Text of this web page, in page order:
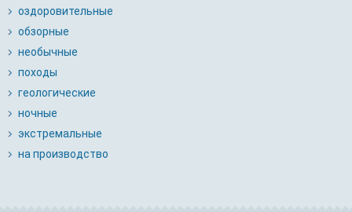
оздоровительные
обзорные
необычные
походы
геологические
ночные
экстремальные
на производство